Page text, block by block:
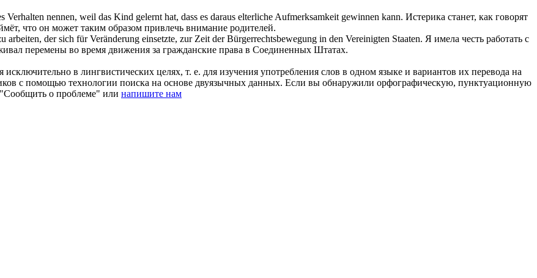
Verhalten nennen, weil das Kind gelernt hat, dass es daraus elterliche Aufmerksamkeit gewinnen kann. Истерика станет, как говорят
что он может таким образом привлечь внимание родителей.
arbeiten, der sich für Veränderung einsetzte, zur Zeit der Bürgerrechtsbewegung in den Vereinigten Staaten. Я имела честь работать с
перемены во время движения за гражданские права в Соединенных Штатах.
в лингвистических целях, т. е. для изучения употребления слов в одном языке и вариантов их перевода на
с помощью технологии поиска на основе двуязычных данных. Если вы обнаружили орфографическую, пунктуационную
о проблеме" или напишите нам